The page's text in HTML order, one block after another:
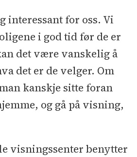
interessant for oss. Vi
i god tid før de er
det være vanskelig å
det er de velger. Om
kanskje sitte foran
og gå på visning,
visningssenter benytter